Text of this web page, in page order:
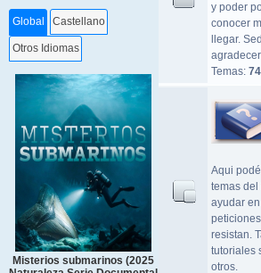
Global Castellano
Otros Idiomas
Misterios submarinos (2025
y poder
conocer
llegar.
Temas:
Aqui
temas del
ayudar
resistan.
tutoriales
otros.